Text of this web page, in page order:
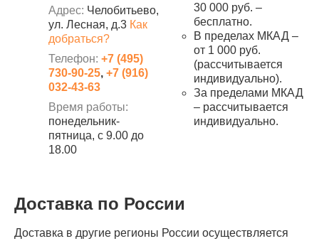
Адрес: Челобитьево,
ул. Лесная, д.3 Как
добраться?
Телефон: +7 (495)
730-90-25, +7 (916)
032-43-63
Время работы:
понедельник-
пятница, с 9.00 до
18.00
30 000 руб. –
бесплатно.
В пределах МКАД –
от 1 000 руб.
(рассчитывается
индивидуально).
За пределами МКАД
– рассчитывается
индивидуально.
Доставка по России
Доставка в другие регионы России осуществляется